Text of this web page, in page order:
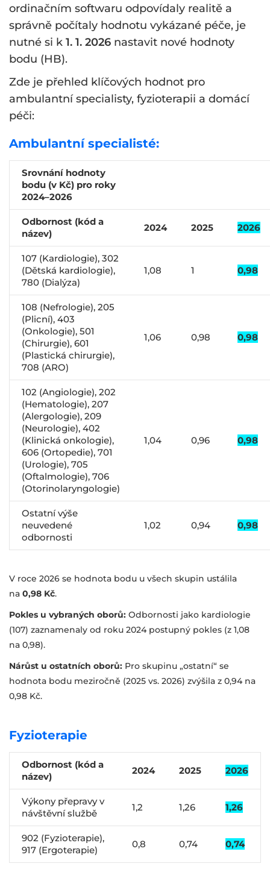
ordinačním softwaru odpovídaly realitě a
správně počítaly hodnotu vykázané péče, je
nutné si k 1. 1. 2026 nastavit nové hodnoty
bodu (HB).
Zde je přehled klíčových hodnot pro
ambulantní specialisty, fyzioterapii a domácí
péči:
Ambulantní specialisté:
Srovnání hodnoty
bodu (v Kč) pro roky
2024–2026
Odbornost (kód a
název)
2024 2025 2026
107 (Kardiologie), 302
(Dětská kardiologie),
780 (Dialýza)
1,08 1 0,98
108 (Nefrologie), 205
(Plicní), 403
(Onkologie), 501
(Chirurgie), 601
(Plastická chirurgie),
708 (ARO)
1,06 0,98 0,98
102 (Angiologie), 202
(Hematologie), 207
(Alergologie), 209
(Neurologie), 402
(Klinická onkologie),
606 (Ortopedie), 701
(Urologie), 705
(Oftalmologie), 706
(Otorinolaryngologie)
1,04 0,96 0,98
Ostatní výše
neuvedené
odbornosti
1,02 0,94 0,98
V roce 2026 se hodnota bodu u všech skupin ustálila
na 0,98 Kč.
Pokles u vybraných oborů: Odbornosti jako kardiologie
(107) zaznamenaly od roku 2024 postupný pokles (z 1,08
na 0,98).
Nárůst u ostatních oborů: Pro skupinu „ostatní“ se
hodnota bodu meziročně (2025 vs. 2026) zvýšila z 0,94 na
0,98 Kč.
Fyzioterapie
Odbornost (kód a
název)
2024 2025 2026
Výkony přepravy v
návštěvní službě
1,2 1,26 1,26
902 (Fyzioterapie),
917 (Ergoterapie)
0,8 0,74 0,74